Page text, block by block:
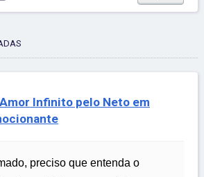
Infinito pelo Neto em
preciso que entenda o